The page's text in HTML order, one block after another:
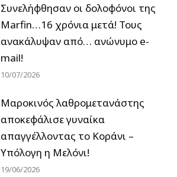
Συνελήφθησαν οι δολοφόνοι της
Marfin…16 χρόνια μετά! Τους
ανακάλυψαν από… ανώνυμο e-
mail!
10/07/2026
Μαροκινός λαθρομετανάστης
αποκεφάλισε γυναίκα
απαγγέλλοντας το Κοράνι –
Υπόλογη η Μελόνι!
19/06/2026